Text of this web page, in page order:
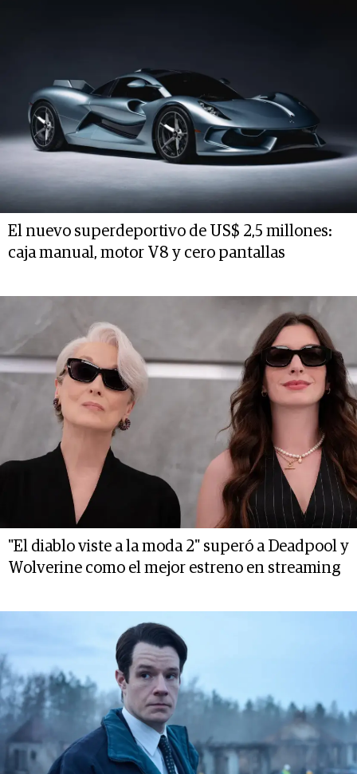
El nuevo superdeportivo de US$ 2,5 millones:
caja manual, motor V8 y cero pantallas
"El diablo viste a la moda 2" superó a Deadpool y
Wolverine como el mejor estreno en streaming